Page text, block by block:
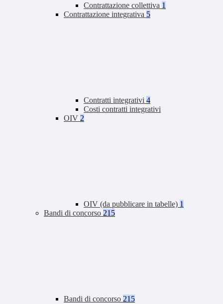
Contrattazione collettiva 1
Contrattazione integrativa 5
Contratti integrativi 4
Costi contratti integrativi
OIV 2
OIV (da pubblicare in tabelle) 1
Bandi di concorso 215
Bandi di concorso 215